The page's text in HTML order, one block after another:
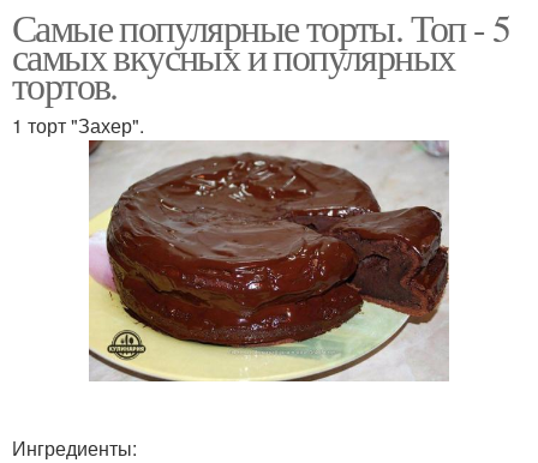
Самые популярные торты. Топ - 5
самых вкусных и популярных
тортов.
1 торт "Захер".
Ингредиенты: